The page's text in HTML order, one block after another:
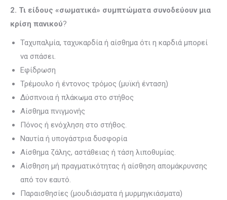
2. Τι είδους «σωματικά» συμπτώματα συνοδεύουν μια
κρίση πανικού?
Ταχυπαλμία, ταχυκαρδία ή αίσθημα ότι η καρδιά μπορεί
να σπάσει.
Εφίδρωση
Τρέμουλο ή έντονος τρόμος (μυϊκή ένταση)
Δύσπνοια ή πλάκωμα στο στήθος
Αίσθημα πνιγμονής
Πόνος ή ενόχληση στο στήθος.
Ναυτία ή υπογάστρια δυσφορία
Αίσθημα ζάλης, αστάθειας ή τάση λιποθυμίας.
Αίσθηση μή πραγματικότητας ή αίσθηση απομάκρυνσης
από τον εαυτό.
Παραισθησίες (μουδιάσματα ή μυρμηγκιάσματα)